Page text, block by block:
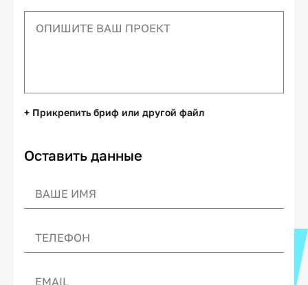
+ Прикрепить бриф или другой файл
Оставить данные